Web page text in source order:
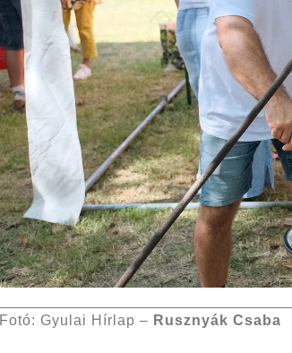
Fotó: Gyulai Hírlap – Rusznyák Csaba